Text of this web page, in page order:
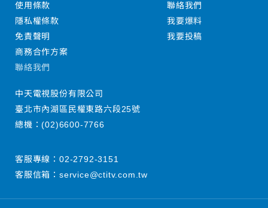
使用條款
隱私權條款
免責聲明
商務合作方案
聯絡我們
我要爆料
我要投稿
聯絡我們
中天電視股份有限公司
臺北市內湖區民權東路六段25號
總機：(02)6600-7766
客服專線： 02-2792-3151
客服信箱： service@ctitv.com.tw